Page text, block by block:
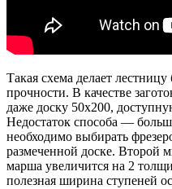
Такая схема делает
прочности. В качестве
даже доску 50х200,
Недостаток способа —
необходимо выбирать
размеченной доске. Второй
марша увеличится на 2
полезная ширина ступеней